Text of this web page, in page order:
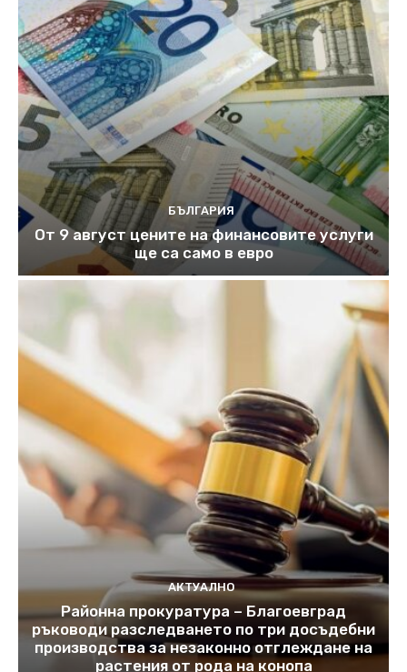
БЪЛГАРИЯ
От 9 август цените на финансовите услуги
ще са само в евро
АКТУАЛНО
Районна прокуратура – Благоевград
ръководи разследването по три досъдебни
производства за незаконно отглеждане на
растения от рода на конопа